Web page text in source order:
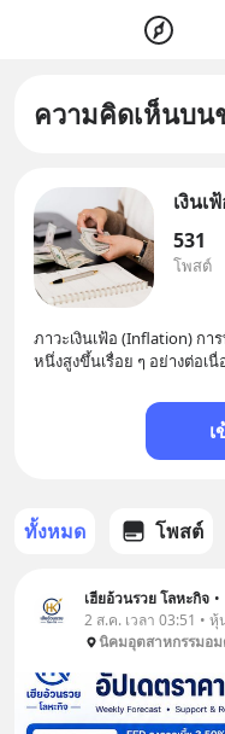
ความคิดเห็นบ
เงินเ
531
โพสต์
ภาวะเงินเฟ้อ (Inflation) กา
หนึ่งสูงขึ้นเรื่อย ๆ อย่างต่อเนื่
ทั้งหมด โพสต์
เฮียอ้วนรวย โลหะกิจ •
2 ส.ค. เวลา 03:51 •
นิคมอุตสาหกรรมอ